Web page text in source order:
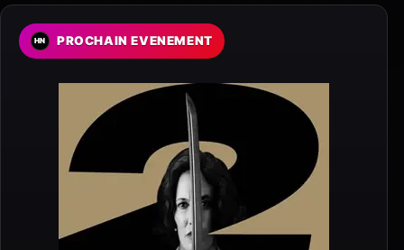
PROCHAIN EVENEMENT